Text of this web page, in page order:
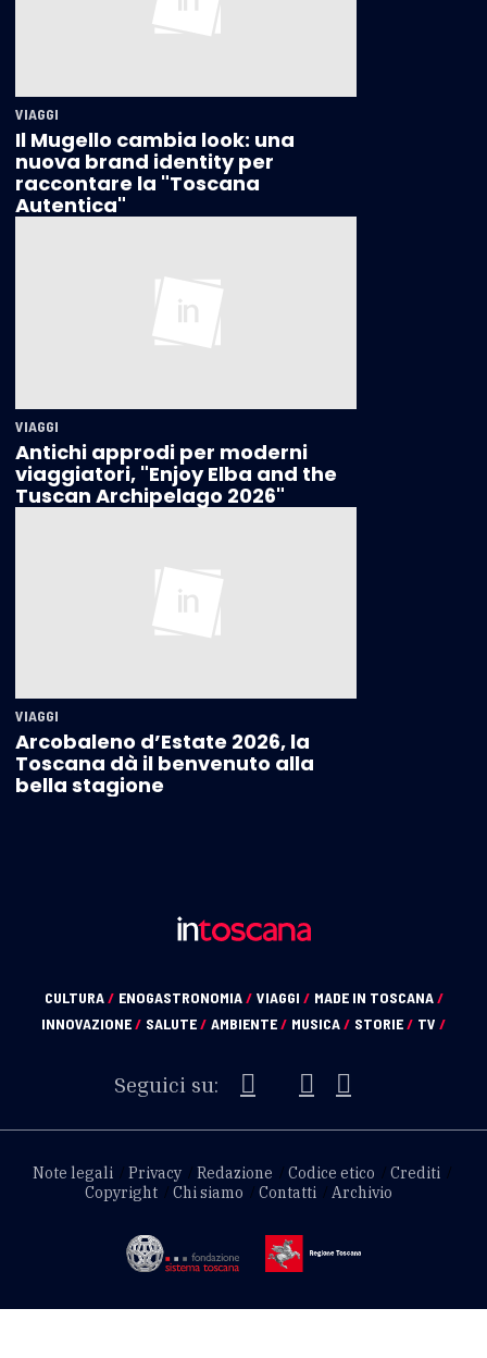
VIAGGI
Il Mugello cambia look: una
nuova brand identity per
raccontare la "Toscana
Autentica"
VIAGGI
Antichi approdi per moderni
viaggiatori, "Enjoy Elba and the
Tuscan Archipelago 2026"
VIAGGI
Arcobaleno d’Estate 2026, la
Toscana dà il benvenuto alla
bella stagione
CULTURA/ ENOGASTRONOMIA/ VIAGGI / MADE IN TOSCANA/
INNOVAZIONE/ SALUTE/ AMBIENTE/ MUSICA/ STORIE/ TV /
Seguici su:
Note legali Privacy Redazione Codice etico
Crediti
Copyright
Chi siamo Contatti Archivio